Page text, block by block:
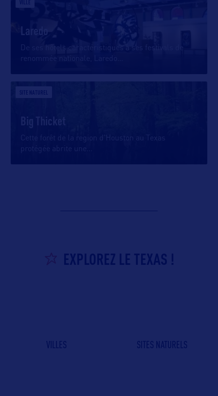
VILLE
Laredo
De ses hôtels caractéristiques à ses festivals de
renommée nationale, Laredo
SITE NATUREL
Big Thicket
Cette forêt de la region d’Houston au Texas
protégée abrite une
EXPLOREZ LE TEXAS !
VILLES SITES NATURELS